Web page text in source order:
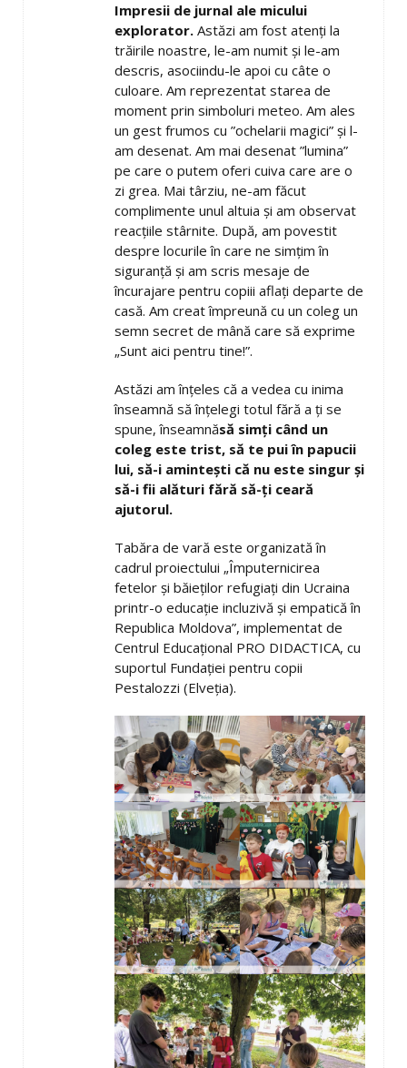
Impresii de jurnal ale micului
explorator. Astăzi am fost atenți la
trăirile noastre, le-am numit și le-am
descris, asociindu-le apoi cu câte o
culoare. Am reprezentat starea de
moment prin simboluri meteo. Am ales
un gest frumos cu ”ochelarii magici” și l-
am desenat. Am mai desenat ”lumina”
pe care o putem oferi cuiva care are o
zi grea. Mai târziu, ne-am făcut
complimente unul altuia și am observat
reacțiile stârnite. După, am povestit
despre locurile în care ne simțim în
siguranță și am scris mesaje de
încurajare pentru copiii aflați departe de
casă. Am creat împreună cu un coleg un
semn secret de mână care să exprime
„Sunt aici pentru tine!”.
Astăzi am înțeles că a vedea cu inima
înseamnă să înțelegi totul fără a ți se
spune, înseamnăsă simți când un
coleg este trist, să te pui în papucii
lui, să-i amintești că nu este singur și
să-i fii alături fără să-ți ceară
ajutorul.
Tabăra de vară este organizată în
cadrul proiectului „Împuternicirea
fetelor și băieților refugiați din Ucraina
printr-o educație incluzivă și empatică în
Republica Moldova”, implementat de
Centrul Educațional PRO DIDACTICA, cu
suportul Fundației pentru copii
Pestalozzi (Elveția).